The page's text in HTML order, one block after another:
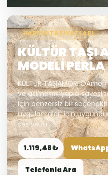
HARPUSTA FIYATLARI
KÜLTÜR TAŞI
MODELİ PERLA
KÜLTÜR
ve asimetrik yapısı
için benzersiz bir
uygulamaları için
ses ve ısı...
1.119,48 ₺
Telefonla Ara